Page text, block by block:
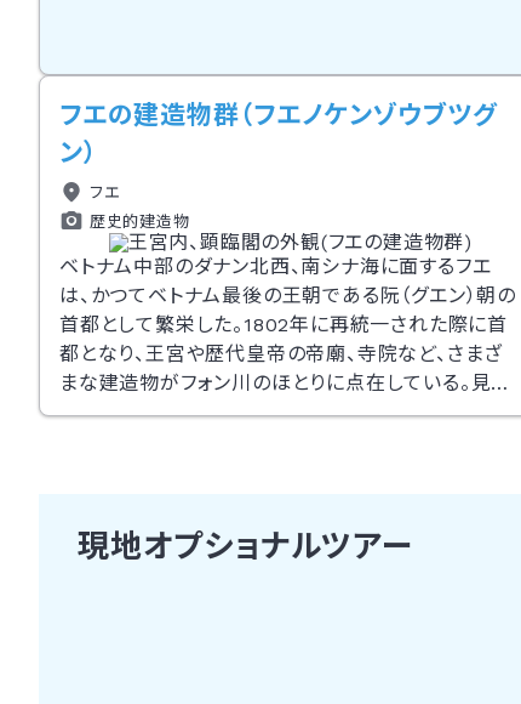
に置いてある。この禅寺で
フエの建造物群（フエノケンゾウブツグ
ン）
フエ
歴史的建造物
ベトナム中部のダナン北西、南シナ海に面するフエ
は、かつてベトナム最後の王朝である阮（グエン）朝の
首都として繁栄した。1802年に再統一された際に首
都となり、王宮や歴代皇帝の帝廟、寺院など、さまざ
まな建造物がフォン川のほとりに点在している。見ど
ころとしては、北京の紫禁城を4分の3サイズに縮小し
いて芸術的価値が高い。このほかホンチェン殿、ティ
エンムー寺など多くの見
現地オプショナルツアー